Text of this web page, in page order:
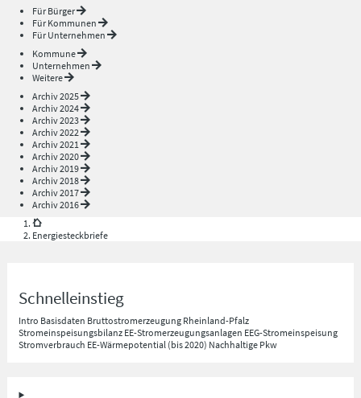
Für Bürger
Für Kommunen
Für Unternehmen
Kommune
Unternehmen
Weitere
Archiv 2025
Archiv 2024
Archiv 2023
Archiv 2022
Archiv 2021
Archiv 2020
Archiv 2019
Archiv 2018
Archiv 2017
Archiv 2016
Energiesteckbriefe
Schnelleinstieg
Intro Basisdaten Bruttostromerzeugung Rheinland-Pfalz
Stromeinspeisungsbilanz EE-Stromerzeugungsanlagen EEG-Stromeinspeisung
Stromverbrauch EE-Wärmepotential (bis 2020) Nachhaltige Pkw